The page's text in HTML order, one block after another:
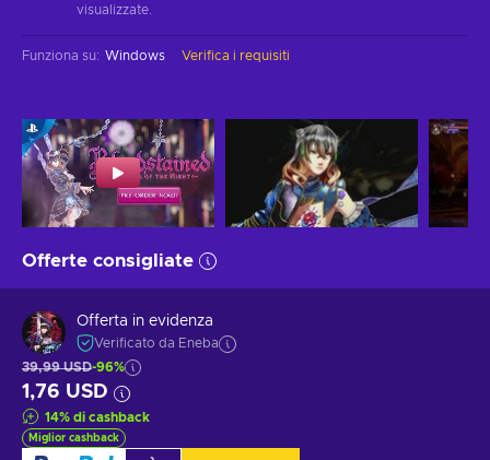
visualizzate.
Funziona su: Windows Verifica i requisiti
Offerte consigliate
Offerta in evidenza
Verificato da Eneba
39,99 USD-96%
1,76 USD
14% di cashback
Miglior cashback